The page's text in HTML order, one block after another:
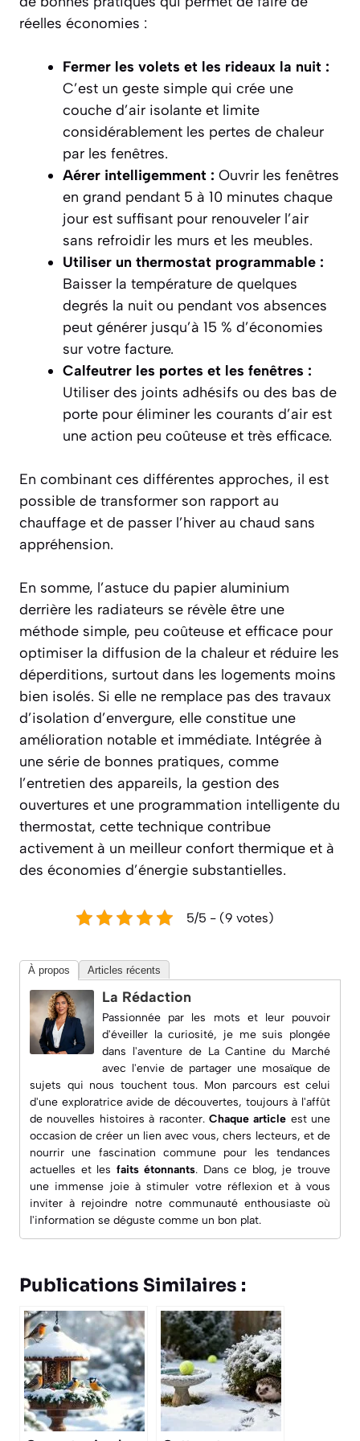
réelles économies :
Fermer les volets et les rideaux la nuit :
C’est un geste simple qui crée une
couche d’air isolante et limite
considérablement les pertes de chaleur
par les fenêtres.
Aérer intelligemment : Ouvrir les fenêtres
en grand pendant 5 à 10 minutes chaque
jour est suffisant pour renouveler l’air
sans refroidir les murs et les meubles.
Utiliser un thermostat programmable :
Baisser la température de quelques
degrés la nuit ou pendant vos absences
peut générer jusqu’à 15 % d’économies
sur votre facture.
Calfeutrer les portes et les fenêtres :
Utiliser des joints adhésifs ou des bas de
porte pour éliminer les courants d’air est
une action peu coûteuse et très efficace.
En combinant ces différentes approches, il est
possible de transformer son rapport au
chauffage et de passer l’hiver au chaud sans
appréhension.
En somme, l’astuce du papier aluminium
derrière les radiateurs se révèle être une
méthode simple, peu coûteuse et efficace pour
optimiser la diffusion de la chaleur et réduire les
déperditions, surtout dans les logements moins
bien isolés. Si elle ne remplace pas des travaux
d’isolation d’envergure, elle constitue une
amélioration notable et immédiate. Intégrée à
une série de bonnes pratiques, comme
l’entretien des appareils, la gestion des
ouvertures et une programmation intelligente du
thermostat, cette technique contribue
activement à un meilleur confort thermique et à
des économies d’énergie substantielles.
5/5 - (9 votes)
À propos Articles récents
La Rédaction
Passionnée par les mots et leur pouvoir
d'éveiller la curiosité, je me suis plongée
dans l'aventure de La Cantine du Marché
avec l'envie de partager une mosaïque de
sujets qui nous touchent tous. Mon parcours est celui
d'une exploratrice avide de découvertes, toujours à l'affût
de nouvelles histoires à raconter. Chaque article est une
occasion de créer un lien avec vous, chers lecteurs, et de
nourrir une fascination commune pour les tendances
actuelles et les faits étonnants. Dans ce blog, je trouve
une immense joie àstimuler votre réflexion et à vous
inviter à rejoindre notre communauté enthousiaste où
l'information se déguste comme un bon plat.
Publications Similaires :